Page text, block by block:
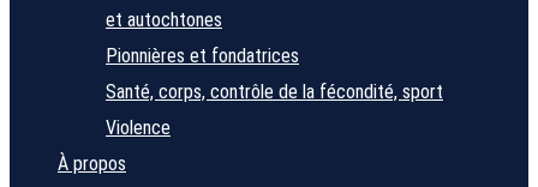
et autochtones
Pionnières et fondatrices
Santé, corps, contrôle de la fécondité, sport
Violence
À propos